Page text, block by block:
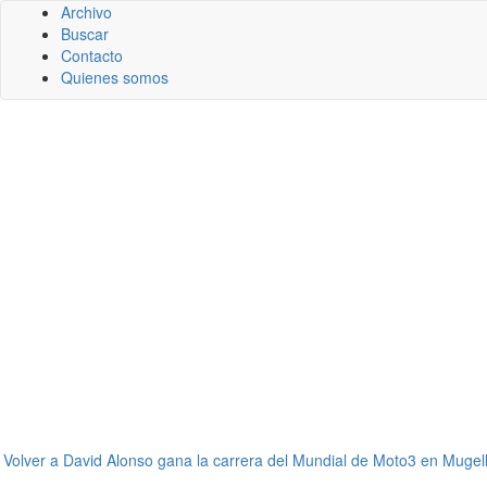
Archivo
Buscar
Contacto
Quienes somos
Volver a David Alonso gana la carrera del Mundial de Moto3 en